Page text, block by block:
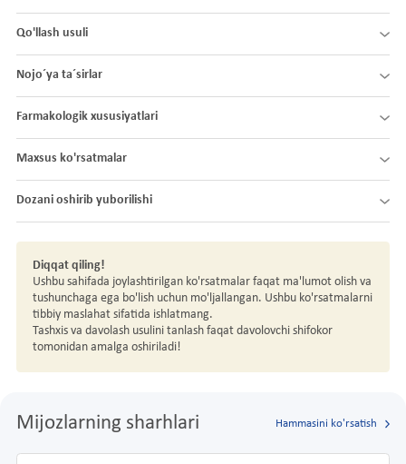
Qo'llash usuli
Nojo´ya ta´sirlar
Farmakologik xususiyatlari
Maxsus ko'rsatmalar
Dozani oshirib yuborilishi
Diqqat qiling!
Ushbu sahifada joylashtirilgan ko'rsatmalar faqat ma'lumot olish va
tushunchaga ega bo'lish uchun mo'ljallangan. Ushbu ko'rsatmalarni
tibbiy maslahat sifatida ishlatmang.
Tashxis va davolash usulini tanlash faqat davolovchi shifokor
tomonidan amalga oshiriladi!
Mijozlarning sharhlari Hammasini ko'rsatish